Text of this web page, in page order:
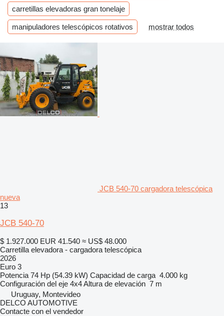
carretillas elevadoras gran tonelaje
manipuladores telescópicos rotativos mostrar todos
JCB 540-70 cargadora telescópica
nueva
13
JCB 540-70
$ 1.927.000 EUR 41.540 ≈ US$ 48.000
Carretilla elevadora - cargadora telescópica
2026
Euro 3
Potencia 74 Hp (54.39 kW) Capacidad de carga 4.000 kg
Configuración del eje 4x4Altura de elevación 7 m
Uruguay, Montevideo
DELCO AUTOMOTIVE
Contacte con el vendedor